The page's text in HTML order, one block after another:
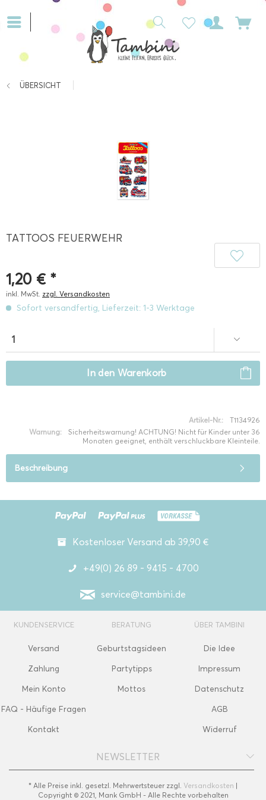
ÜBERSICHT
TATTOOS FEUERWEHR
1,20 € *
inkl. MwSt. zzgl. Versandkosten
Sofort versandfertig, Lieferzeit: 1-3 Werktage
In den Warenkorb
Artikel-Nr.:
T1134926
Warnung:
Sicherheitswarnung! ACHTUNG! Nicht für Kinder unter 36
Monaten geeignet, enthält verschluckbare Kleinteile.
Beschreibung
Kostenloser Versand ab 39,90 €
+49(0) 26 89 - 9415 - 4700
service@tambini.de
KUNDENSERVICE
Versand
Zahlung
Mein Konto
FAQ - Häufige Fragen
Kontakt
BERATUNG
Geburtstagsideen
Partytipps
Mottos
ÜBER TAMBINI
Die Idee
Impressum
Datenschutz
AGB
Widerruf
NEWSLETTER
* Alle Preise inkl. gesetzl. Mehrwertsteuer zzgl. Versandkosten |
Copyright © 2021, Mank GmbH - Alle Rechte vorbehalten